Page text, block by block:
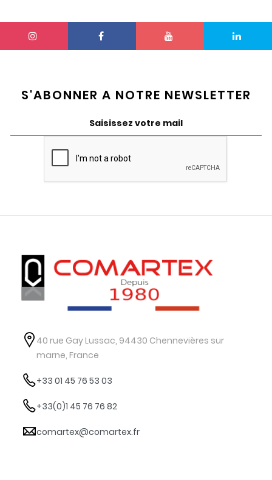
S'ABONNER A NOTRE NEWSLETTER
40 rue Gay Lussac, 94430 Chennevières sur
marne, France
+33 01 45 76 53 03
+33(0)1 45 76 76 82
comartex@comartex.fr